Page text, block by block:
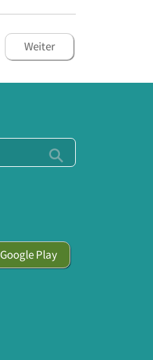
Weiter
Google Play